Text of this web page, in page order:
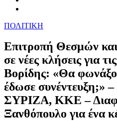
ΠΟΛΙΤΙΚΗ
Επιτροπή Θεσμών
σε νέες κλήσεις για
Βορίδης: «Θα
έδωσε
ΣΥΡΙΖΑ, ΚΚΕ –
Ξανθόπουλο για ένα